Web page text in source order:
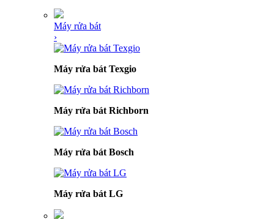
Máy rửa bát
›
Máy rửa bát Texgio
Máy rửa bát Richborn
Máy rửa bát Bosch
Máy rửa bát LG